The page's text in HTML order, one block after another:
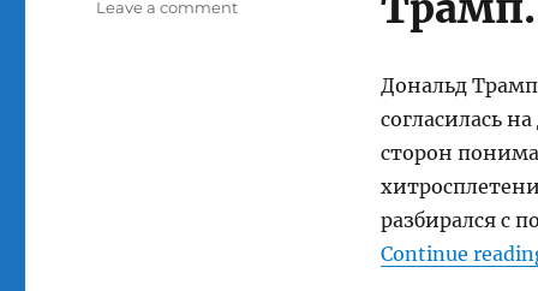
Дональд
согласилась
сторон
разбирался с
Continue
Leave a commenton